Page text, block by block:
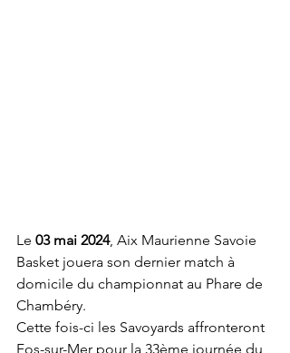
Le 03 mai 2024, Aix Maurienne Savoie
Basket jouera son dernier match à
domicile du championnat au Phare de
Chambéry.
Cette fois-ci les Savoyards affronteront
Fos-sur-Mer pour la 33ème journée du